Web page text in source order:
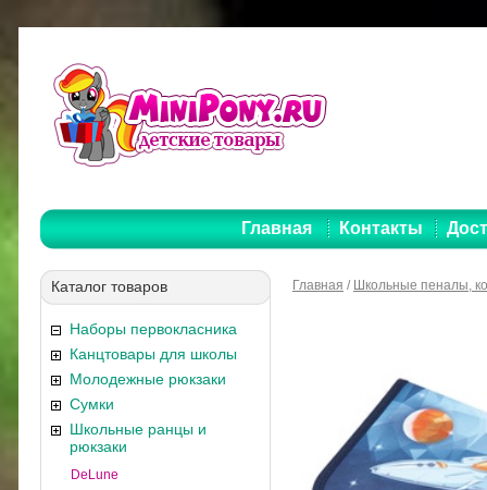
Главная Контакты
Каталог товаров
Наборы первокласника
Канцтовары для школы
Молодежные рюкзаки
Сумки
Школьные ранцы и
рюкзаки
DeLune
Главная / Школьные пеналы,